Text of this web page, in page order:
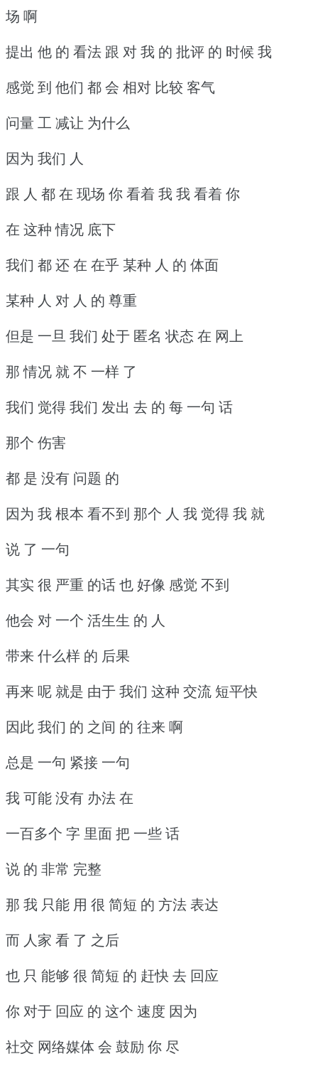
场 啊
提出 他 的 看法 跟 对 我 的 批评 的 时候 我
感觉 到 他们 都 会 相对 比较 客气
问量 工 减让 为什么
因为 我们 人
跟 人 都 在 现场 你 看着 我 我 看着 你
在 这种 情况 底下
我们 都 还 在 在乎 某种 人 的 体面
某种 人 对 人 的 尊重
但是 一旦 我们 处于 匿名 状态 在 网上
那 情况 就 不 一样 了
我们 觉得 我们 发出 去 的 每 一句 话
那个 伤害
都 是 没有 问题 的
因为 我 根本 看不到 那个 人 我 觉得 我 就
说 了 一句
其实 很 严重 的话 也 好像 感觉 不到
他会 对 一个 活生生 的 人
带来 什么样 的 后果
再来 呢 就是 由于 我们 这种 交流 短平快
因此 我们 的 之间 的 往来 啊
总是 一句 紧接 一句
我 可能 没有 办法 在
一百多个 字 里面 把 一些 话
说 的 非常 完整
那 我 只能 用 很 简短 的 方法 表达
而 人家 看 了 之后
也 只 能够 很 简短 的 赶快 去 回应
你 对于 回应 的 这个 速度 因为
社交 网络媒体 会 鼓励 你 尽